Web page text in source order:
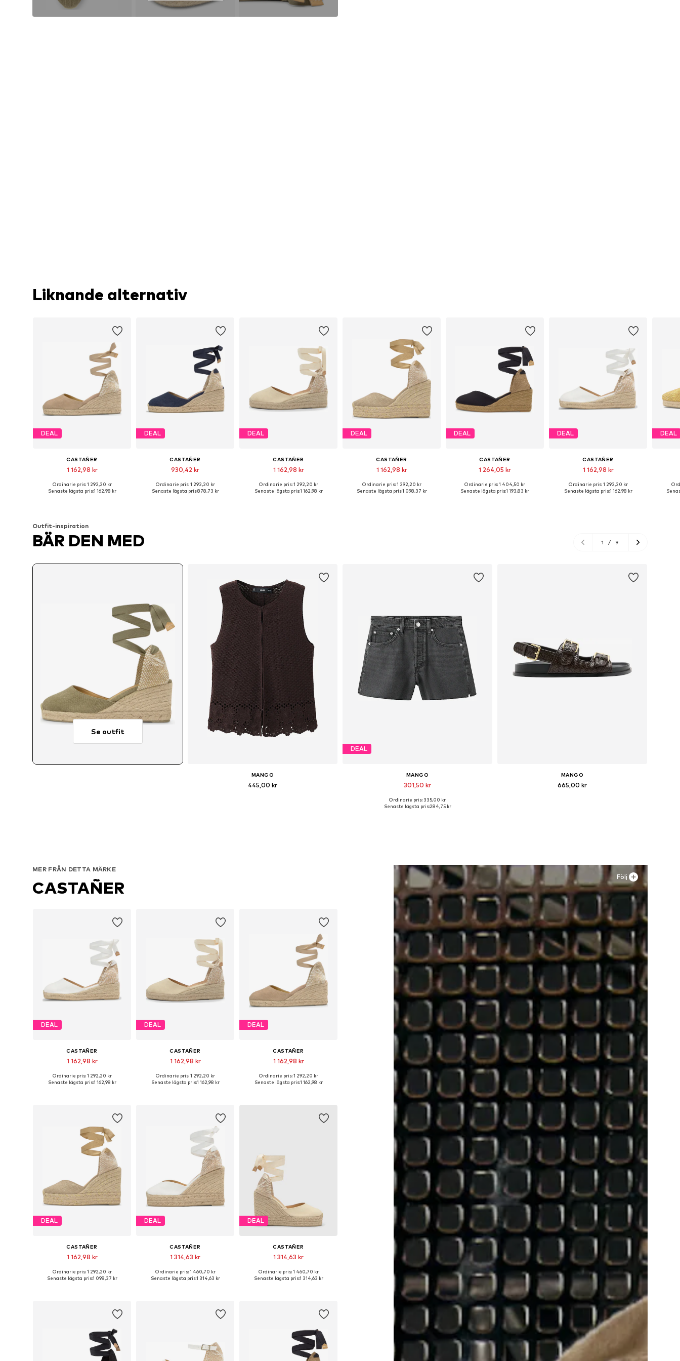
Liknande alternativ
DEAL
CASTAÑER
1 162,98 kr
Ordinarie pris: 1 292,20 kr
Senaste lägsta pris:1 162,98 kr
DEAL
CASTAÑER
930,42 kr
Ordinarie pris: 1 292,20 kr
Senaste lägsta pris:878,73 kr
DEAL
CASTAÑER
1 162,98 kr
Ordinarie pris: 1 292,20 kr
Senaste lägsta pris:1 162,98 kr
DEAL
CASTAÑER
1 162,98 kr
Ordinarie pris: 1 292,20 kr
Senaste lägsta pris:1 098,37 kr
DEAL
CASTAÑER
1 264,05 kr
Ordinarie pris: 1 404,50 kr
Senaste lägsta pris:1 193,83 kr
DEAL
CASTAÑER
1 162,98 kr
Ordinarie pris: 1 292,20 kr
Senaste lägsta pris:1 162,98 kr
DEAL
Outfit-inspiration
BÄR DEN MED 1 / 9
Se outfit
MANGO
445,00 kr
DEAL
MANGO
301,50 kr
Tillgängliga storlekar: 25-26, 27-28, 29, 30-31
Ordinarie pris: 335,00 kr
Senaste lägsta pris:284,75 kr
MANGO
665,00 kr
Följ
MER FRÅN DETTA MÄRKE
CASTAÑER
DEAL
CASTAÑER
1 162,98 kr
Ordinarie pris: 1 292,20 kr
Senaste lägsta pris:1 162,98 kr
DEAL
CASTAÑER
1 162,98 kr
Ordinarie pris: 1 292,20 kr
Senaste lägsta pris:1 162,98 kr
DEAL
CASTAÑER
1 162,98 kr
Ordinarie pris: 1 292,20 kr
Senaste lägsta pris:1 162,98 kr
DEAL
CASTAÑER
1 162,98 kr
Ordinarie pris: 1 292,20 kr
Senaste lägsta pris:1 098,37 kr
DEAL
CASTAÑER
1 314,63 kr
Ordinarie pris: 1 460,70 kr
Senaste lägsta pris:1 314,63 kr
DEAL
CASTAÑER
1 314,63 kr
Ordinarie pris: 1 460,70 kr
Senaste lägsta pris:1 314,63 kr